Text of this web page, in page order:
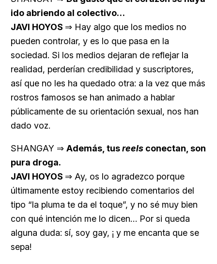
ido abriendo al colectivo…
JAVI HOYOS ⇒ Hay algo que los medios no
pueden controlar, y es lo que pasa en la
sociedad. Si los medios dejaran de reflejar la
realidad, perderían credibilidad y suscriptores,
así que no les ha quedado otra: a la vez que más
rostros famosos se han animado a hablar
públicamente de su orientación sexual, nos han
dado voz.
SHANGAY ⇒ Además, tusreels conectan, son
pura droga.
JAVI HOYOS ⇒ Ay, os lo agradezco porque
últimamente estoy recibiendo comentarios del
tipo “la pluma te da el toque”, y no sé muy bien
con qué intención me lo dicen… Por si queda
alguna duda: sí, soy gay, ¡ y me encanta que se
sepa!